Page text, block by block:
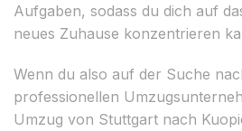
Aufgaben, sodass du dich auf
neues Zuhause konzentrieren
Wenn du also auf der Suche
professionellen
Umzug von Stuttgart nach